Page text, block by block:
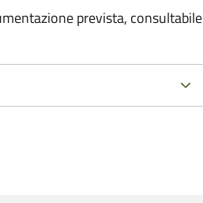
prevista, consultabile